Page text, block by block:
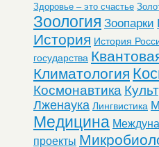
Здоровье – это счастье
Зоология Зоопарки
История История
государства
Климатология
Космонавтика
Лженаука Лингвистика
Медицина
проекты